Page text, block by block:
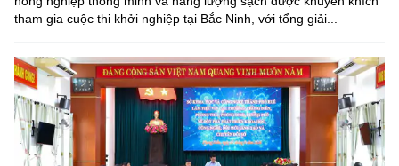
tham gia cuộc thi khởi nghiệp tại Bắc Ninh, với tổng giải...